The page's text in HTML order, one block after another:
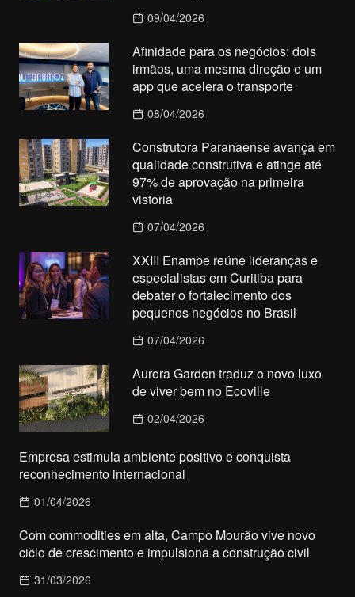
09/04/2026
Afinidade para os negócios: dois
irmãos, uma mesma direção e um
app que acelera o transporte
08/04/2026
Construtora Paranaense avança em
qualidade construtiva e atinge até
97% de aprovação na primeira
vistoria
07/04/2026
XXIII Enampe reúne lideranças e
especialistas em Curitiba para
debater o fortalecimento dos
pequenos negócios no Brasil
07/04/2026
Aurora Garden traduz o novo luxo
de viver bem no Ecoville
02/04/2026
Empresa estimula ambiente positivo e conquista
reconhecimento internacional
01/04/2026
Com commodities em alta, Campo Mourão vive novo
ciclo de crescimento e impulsiona a construção civil
31/03/2026